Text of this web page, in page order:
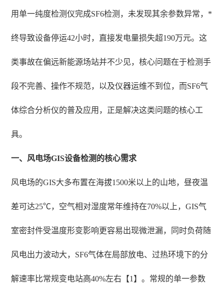
用单一纯度检测仪完成SF6检测，未发现其余参数异常，*
终导致设备停运42小时，直接发电量损失超190万元。这
类事故在偏远新能源场站并不少见，核心问题在于检测手
段不完善、操作不规范，以及仪器运维不到位，而SF6气
体综合分析仪的普及应用，正是解决这类问题的核心工
具。
一、风电场GIS设备检测的核心需求
风电场的GIS大多布置在海拔1500米以上的山地，昼夜温
差可达25℃，空气相对湿度常年维持在70%以上，GIS气
室密封件受温度形变影响更容易出现微泄漏，同时负荷随
风电出力波动大，SF6气体在局部放电、过热环境下的分
解速率比常规变电站高40%左右【1】。常规的单一参数